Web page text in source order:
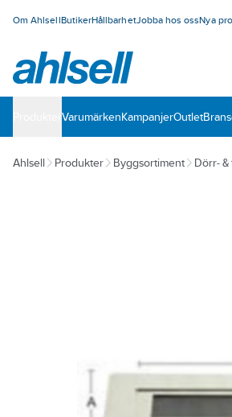
Om AhlsellButikerHållbarhetJobba hos ossNya
VarumärkenKampanjerOutlet
Ahlsell Produkter Byggsortiment Dörr-